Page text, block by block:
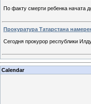
По факту смерти ребенка начата
Прокуратура Татарстана
Сегодня прокурор республики
Calendar